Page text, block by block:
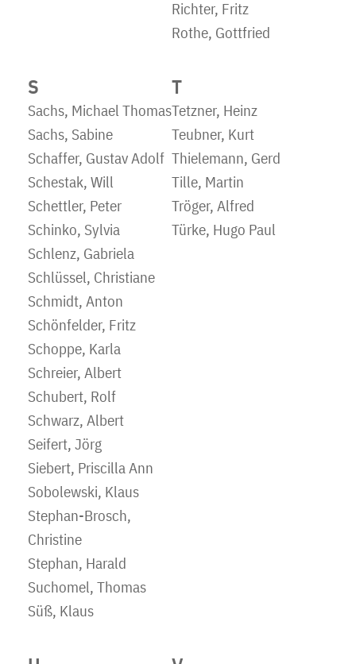
Richter, Fritz
Rothe, Gottfried
S
Sachs, Michael Thomas
Sachs, Sabine
Schaffer, Gustav Adolf
Schestak, Will
Schettler, Peter
Schinko, Sylvia
Schlenz, Gabriela
Schlüssel, Christiane
Schmidt, Anton
Schönfelder, Fritz
Schoppe, Karla
Schreier, Albert
Schubert, Rolf
Schwarz, Albert
Seifert, Jörg
Siebert, Priscilla Ann
Sobolewski, Klaus
Stephan-Brosch,
Christine
Stephan, Harald
Suchomel, Thomas
Süß, Klaus
T
Tetzner, Heinz
Teubner, Kurt
Thielemann, Gerd
Tille, Martin
Tröger, Alfred
Türke, Hugo Paul